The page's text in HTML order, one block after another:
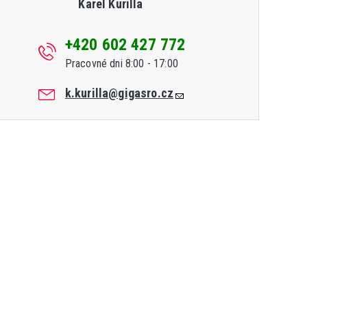
Karel Kurilla
+420 602 427 772
Pracovné dni 8:00 - 17:00
k.kurilla@gigasro.cz